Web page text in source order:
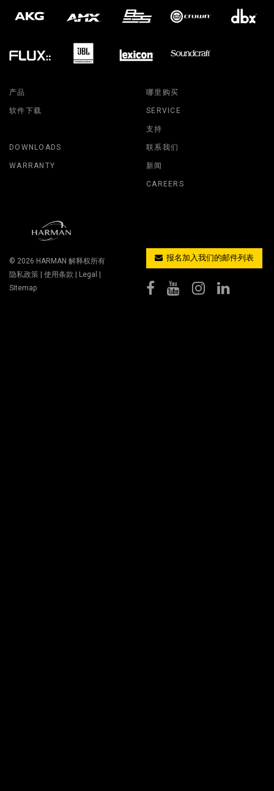
产品
软件下载
哪里购买
SERVICE
支持
DOWNLOADS
WARRANTY
联系我们
新闻
CAREERS
© 2026 HARMAN 解释权所有
隐私政策
使用条款 Legal
Sitemap
报名加入我们的邮件列表